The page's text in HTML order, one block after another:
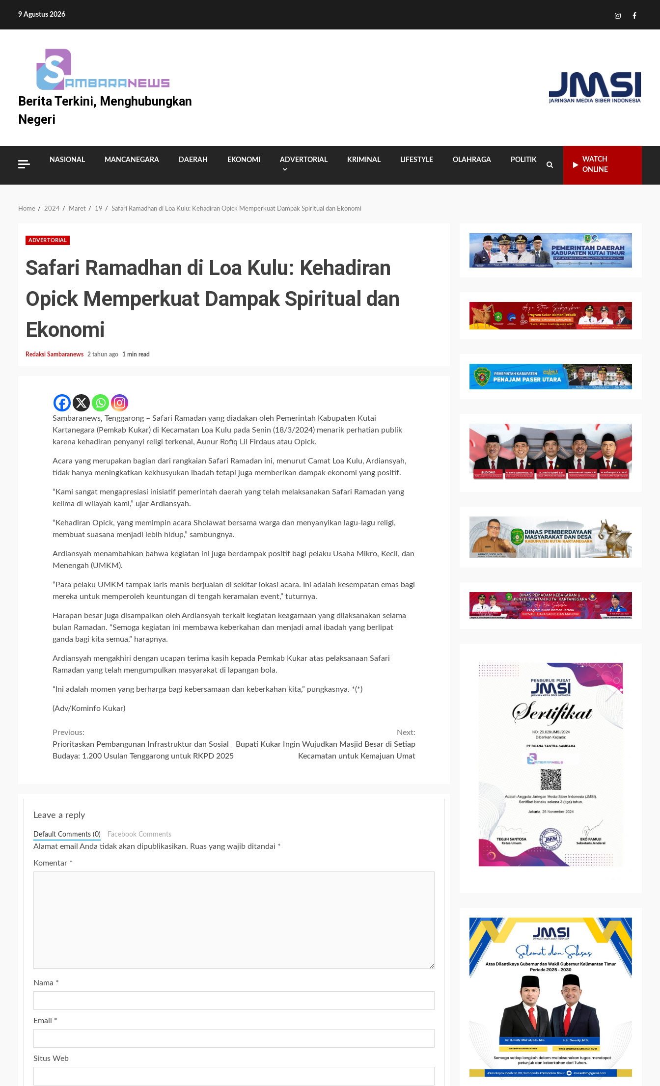
content
9 Agustus 2026 Tiktok
Instagram
Berita Terkini, Menghubungkan
Negeri
NASIONAL MANCANEGARA DAERAH EKONOMI ADVERTORIAL KRIMINAL LIFESTYLE OLAHRAGA POLITIK
WATCH
ONLINE
Home 2024 Maret 19 Safari Ramadhan di Loa Kulu: Kehadiran Opick Memperkuat Dampak Spiritual dan Ekonomi
ADVERTORIAL
Safari Ramadhan di Loa Kulu: Kehadiran
Opick Memperkuat Dampak Spiritual dan
Ekonomi
Redaksi Sambaranews 2 tahun ago 1 min read
Sambaranews, Tenggarong – Safari Ramadan yang diadakan oleh Pemerintah Kabupaten Kutai
Kartanegara (Pemkab Kukar) di Kecamatan Loa Kulu pada Senin (18/3/2024) menarik perhatian publik
karena kehadiran penyanyi religi terkenal, Aunur Rofiq Lil Firdaus atau Opick.
Acara yang merupakan bagian dari rangkaian Safari Ramadan ini, menurut Camat Loa Kulu, Ardiansyah,
tidak hanya meningkatkan kekhusyukan ibadah tetapi juga memberikan dampak ekonomi yang positif.
“Kami sangat mengapresiasi inisiatif pemerintah daerah yang telah melaksanakan Safari Ramadan yang
kelima di wilayah kami,” ujar Ardiansyah.
“Kehadiran Opick, yang memimpin acara Sholawat bersama warga dan menyanyikan lagu-lagu religi,
membuat suasana menjadi lebih hidup,” sambungnya.
Ardiansyah menambahkan bahwa kegiatan ini juga berdampak positif bagi pelaku Usaha Mikro, Kecil, dan
Menengah (UMKM).
“Para pelaku UMKM tampak laris manis berjualan di sekitar lokasi acara. Ini adalah kesempatan emas bagi
mereka untuk memperoleh keuntungan di tengah keramaian event,” tuturnya.
Harapan besar juga disampaikan oleh Ardiansyah terkait kegiatan keagamaan yang dilaksanakan selama
bulan Ramadan. “Semoga kegiatan ini membawa keberkahan dan menjadi amal ibadah yang berlipat
ganda bagi kita semua,” harapnya.
Ardiansyah mengakhiri dengan ucapan terima kasih kepada Pemkab Kukar atas pelaksanaan Safari
Ramadan yang telah mengumpulkan masyarakat di lapangan bola.
“Ini adalah momen yang berharga bagi kebersamaan dan keberkahan kita,” pungkasnya. *(*)
(Adv/Kominfo Kukar)
Continue
Reading
Previous:
Prioritaskan Pembangunan Infrastruktur dan Sosial
Budaya: 1.200 Usulan Tenggarong untuk RKPD 2025
Next:
Bupati Kukar Ingin Wujudkan Masjid Besar di Setiap
Kecamatan untuk Kemajuan Umat
Leave a reply
Default Comments (0) Facebook Comments
Alamat email Anda tidak akan dipublikasikan. Ruas yang wajib ditandai *
Komentar *
Nama *
Email *
Situs Web